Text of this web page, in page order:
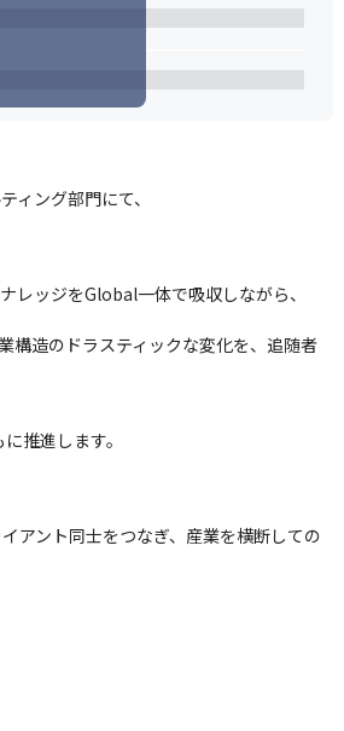
ィング部門にて、
レッジをGlobal一体で吸収しながら、
構造のドラスティックな変化を、追随者
推進します。
アント同士をつなぎ、産業を横断しての